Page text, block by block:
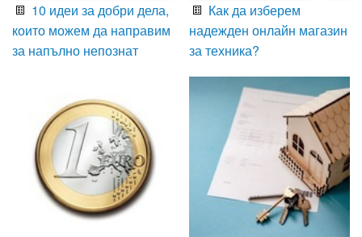
10 идеи за добри дела,
които можем да направим
за напълно непознат
Как да изберем
надежден онлайн магазин
за техника?